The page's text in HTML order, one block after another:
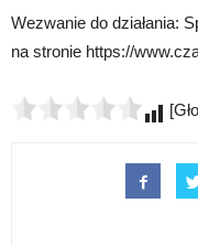
Wezwanie do działania:
na stronie https://